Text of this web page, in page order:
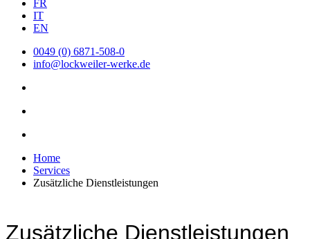
FR
IT
EN
0049 (0) 6871-508-0
info@lockweiler-werke.de
Home
Services
Zusätzliche Dienstleistungen
Zusätzliche Dienstleistungen